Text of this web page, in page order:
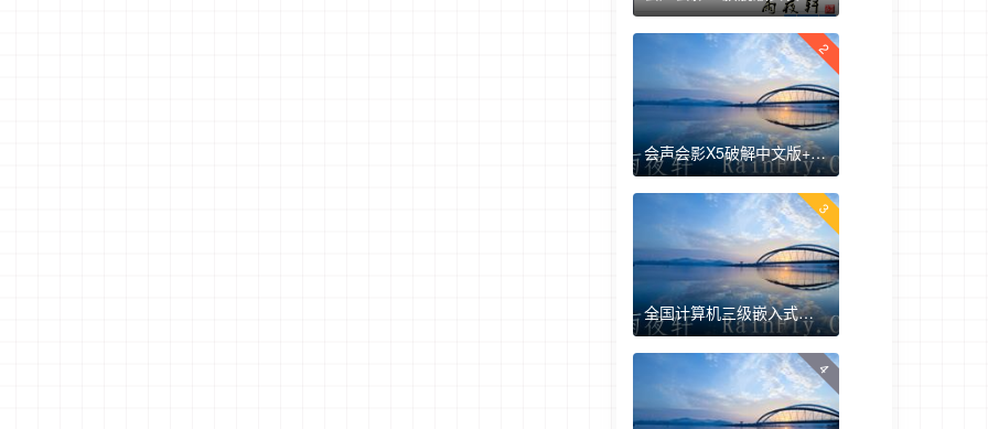
2
会声会影X5破解中文版+注册机+安装教程
3
全国计算机三级嵌入式开发真题下载
4